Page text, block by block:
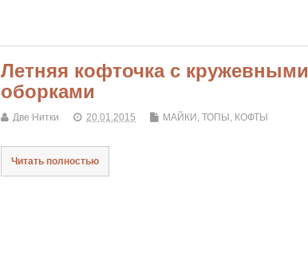
Летняя кофточка с кружевными
оборками
Две Нитки 20.01.2015 МАЙКИ, ТОПЫ, КОФТЫ
Читать полностью